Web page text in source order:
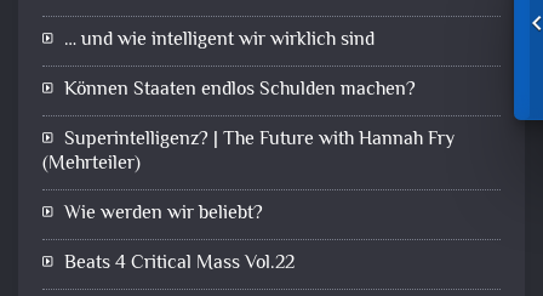
… und wie intelligent wir wirklich sind
Können Staaten endlos Schulden machen?
Superintelligenz? | The Future with Hannah Fry
(Mehrteiler)
Wie werden wir beliebt?
Beats 4 Critical Mass Vol.22